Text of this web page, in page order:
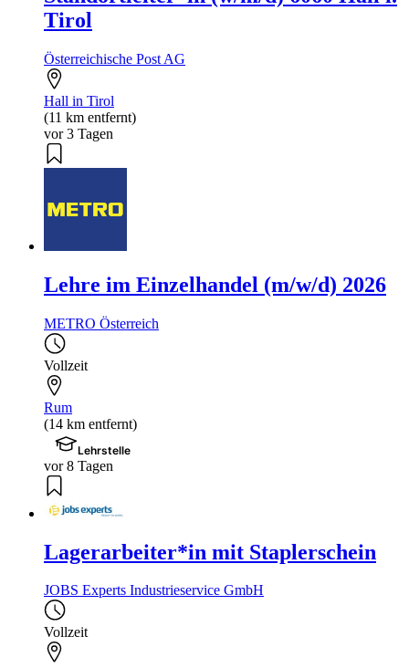
Tirol
Österreichische Post AG
Hall in Tirol
(11 km entfernt)
vor 3 Tagen
Lehre im Einzelhandel (m/w/d) 2026
METRO Österreich
Vollzeit
Rum
(14 km entfernt)
Lehrstelle
vor 8 Tagen
Lagerarbeiter*in mit Staplerschein
JOBS Experts Industrieservice GmbH
Vollzeit